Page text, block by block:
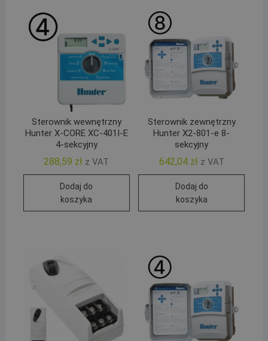
Sterownik wewnętrzny
Hunter X-CORE XC-401I-E
4-sekcyjny
288,59 zł z VAT
Dodaj do
koszyka
Sterownik zewnętrzny
Hunter X2-801-e 8-
sekcyjny
642,04 zł z VAT
Dodaj do
koszyka